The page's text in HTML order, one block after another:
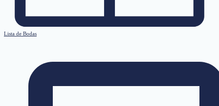
Lista de Bodas